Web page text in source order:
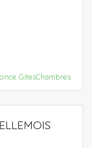
GitesChambres